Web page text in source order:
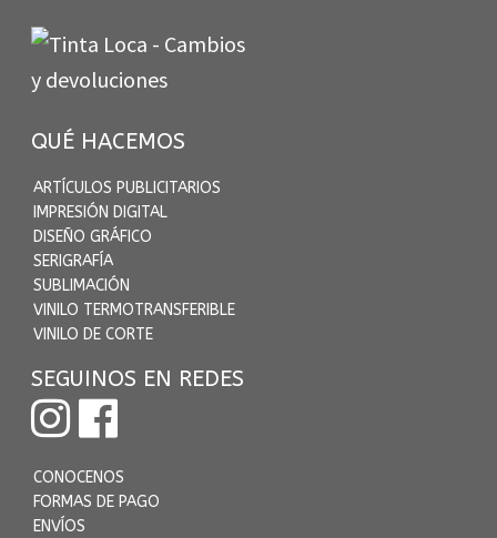
QUÉ HACEMOS
ARTÍCULOS PUBLICITARIOS
IMPRESIÓN DIGITAL
DISEÑO GRÁFICO
SERIGRAFÍA
SUBLIMACIÓN
VINILO TERMOTRANSFERIBLE
VINILO DE CORTE
SEGUINOS EN REDES
CONOCENOS
FORMAS DE PAGO
ENVÍOS